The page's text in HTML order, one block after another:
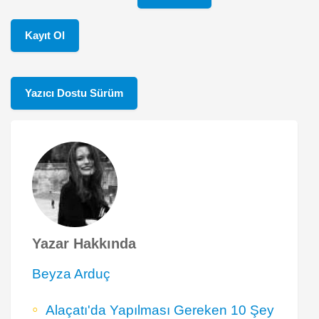
Kayıt Ol
Yazıcı Dostu Sürüm
Yazar Hakkında
Beyza Arduç
Alaçatı'da Yapılması Gereken 10 Şey